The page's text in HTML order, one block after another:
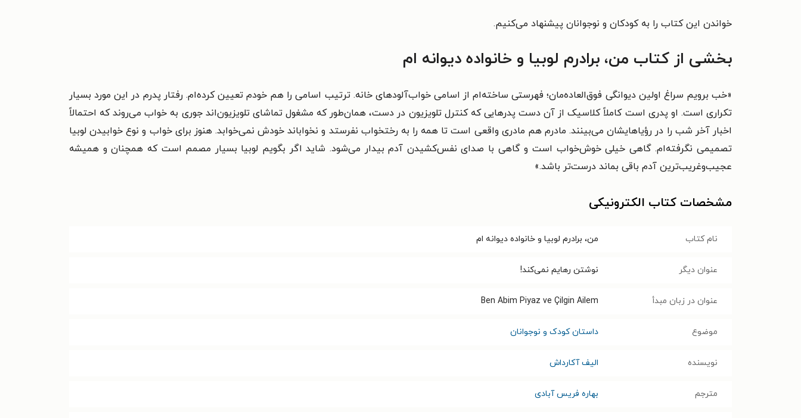
خواندن این کتاب را به کودکان و نوجوانان پیشنهاد می‌کنیم.
بخشی از کتاب من، برادرم لوبیا و خانواده دیوانه ام
«خب برویم سراغ اولین دیوانگی فوق‌العاده‌مان؛ فهرستی ساخته‌ام از اسامی خواب‌آلودهای خانه. ترتیب اسامی را هم خودم تعیین کرده‌ام. رفتار پدرم در این مورد بسیار
تکراری است. او پدری است کاملاً کلاسیک از آن دست پدرهایی که کنترل تلویزیون در دست، همان‌طور که مشغول تماشای تلویزیون‌اند جوری به خواب می‌روند که احتمالاً
اخبار آخر شب را در رؤیاهایشان می‌بینند. مادرم هم مادری واقعی است تا همه را به رختخواب نفرستد و نخواباند خودش نمی‌خوابد. هنوز برای خواب و نوع خوابیدن لوبیا
تصمیمی نگرفته‌ام. گاهی خیلی خوش‌خواب است و گاهی با صدای نفس‌کشیدن آدم بیدار می‌شود. شاید اگر بگویم لوبیا بسیار مصمم است که همچنان و همیشه
عجیب‌وغریب‌ترین آدم باقی بماند درست‌تر باشد.»
مشخصات کتاب الکترونیکی
نام کتاب من، برادرم لوبیا و خانواده دیوانه ام
عنوان دیگر نوشتن رهایم نمی‌کند!
عنوان در زبان مبدأ Ben Abim Piyaz ve Çilgin Ailem
موضوع داستان کودک و نوجوانان
نویسنده الیف آکارداش
مترجم بهاره فریس آبادی